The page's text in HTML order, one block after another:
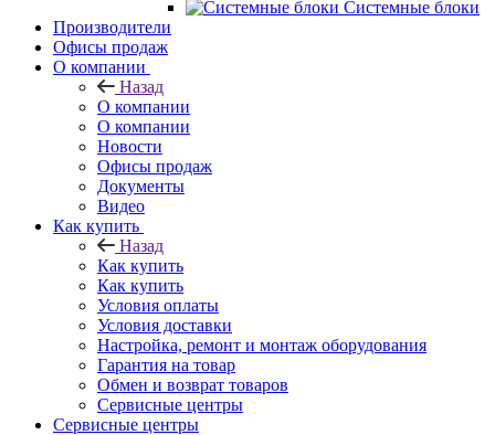
Системные блоки
Производители
Офисы продаж
О компании
Назад
О компании
О компании
Новости
Офисы продаж
Документы
Видео
Как купить
Назад
Как купить
Как купить
Условия оплаты
Условия доставки
Настройка, ремонт и монтаж оборудования
Гарантия на товар
Обмен и возврат товаров
Сервисные центры
Сервисные центры